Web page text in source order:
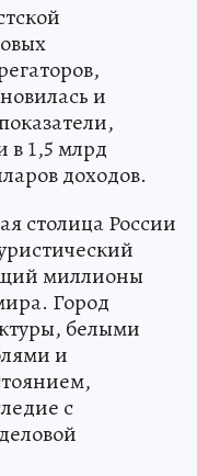
и
в 1,5 млрд
доходов.
столица России
миллионы
Город
белыми
и
с